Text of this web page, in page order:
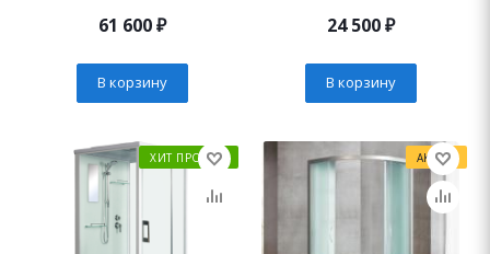
61 600₽
В корзину
24 500₽
В корзину
ХИТ ПРОДАЖ АКЦИЯ